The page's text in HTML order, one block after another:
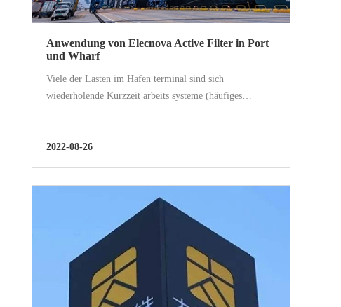
Anwendung von Elecnova Active Filter in Port
und Wharf
Viele der Lasten im Hafen terminal sind sich
wiederholende Kurzzeit arbeits systeme (häufiges
Leistungs faktor Cha...
2022-08-26